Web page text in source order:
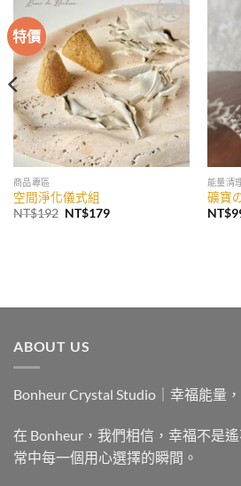
特價
加入
收藏
商品專區
空間淨化儀式組
NT$192 原
NT$179目
能量清
礦寶
NT$
ABOUT US
Bonheur Crystal Studio｜幸福能量
在 Bonheur，我們相信，幸福不是
常中每一個用心選擇的瞬間。